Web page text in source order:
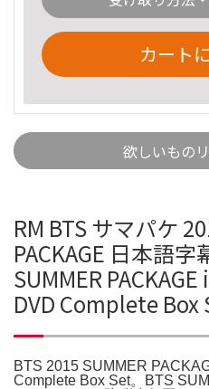
カート
欲しいもの
RM BTS サマパケ
PACKAGE 日本語字
SUMMER
DVD Complete
BTS 2015 SUMMER
Complete Box Set。BTS